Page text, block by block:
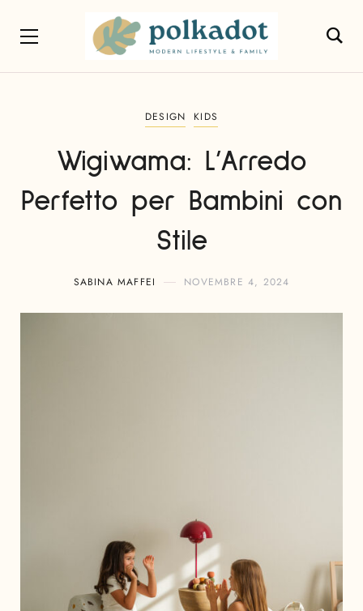
DESIGN KIDS
Wigiwama: L’Arredo
Perfetto per Bambini con
Stile
SABINA MAFFEI NOVEMBRE 4, 2024